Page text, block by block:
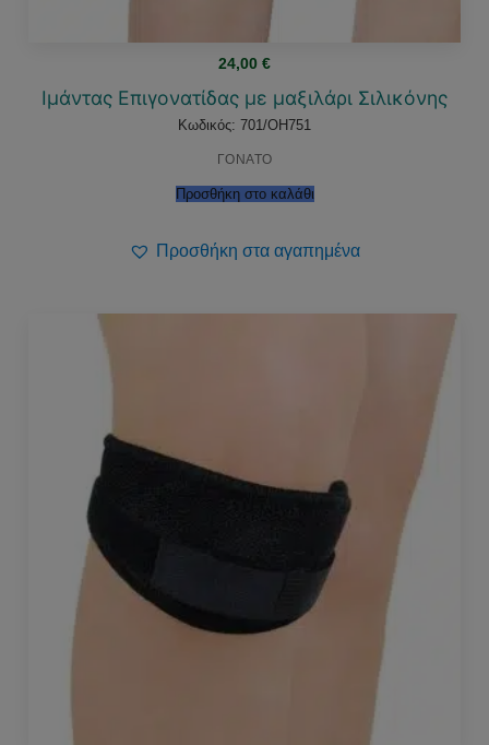
24,00 €
Ιμάντας Επιγονατίδας με μαξιλάρι Σιλικόνης
Κωδικός: 701/OH751
ΓΟΝΑΤΟ
Προσθήκη στο καλάθι
Προσθήκη στα αγαπημένα